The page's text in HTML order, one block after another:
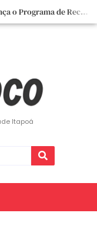
📣📣 A Prefeitura de Itapoá lança o Programa de Recuperação Fiscal (REFIS).
📢 Empreendedor do turismo, esta oportunidade é para você! Itapoá – SC.
Itapoá